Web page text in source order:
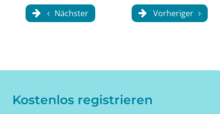
Nächster Vorheriger
Kostenlos registrieren